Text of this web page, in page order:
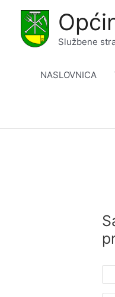
content
Službene
NASLOVNICA